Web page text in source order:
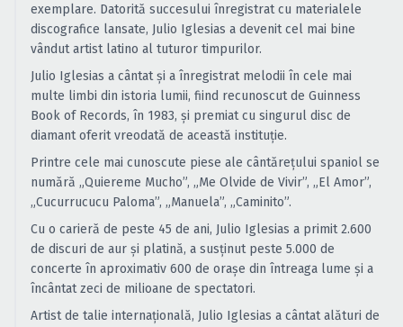
GALERII FOTO
BILETE
Autentificare
Caută în site...
exemplare. Datorită succesului înregistrat cu materialele
discografice lansate, Julio Iglesias a devenit cel mai bine
vândut artist latino al tuturor timpurilor.
Julio Iglesias a cântat şi a înregistrat melodii în cele mai
multe limbi din istoria lumii, fiind recunoscut de Guinness
Book of Records, în 1983, şi premiat cu singurul disc de
diamant oferit vreodată de această instituţie.
Printre cele mai cunoscute piese ale cântăreţului spaniol se
numără „Quiereme Mucho”, „Me Olvide de Vivir”, „El Amor”,
„Cucurrucucu Paloma”, „Manuela”, „Caminito”.
Cu o carieră de peste 45 de ani, Julio Iglesias a primit 2.600
de discuri de aur şi platină, a susţinut peste 5.000 de
concerte în aproximativ 600 de oraşe din întreaga lume şi a
încântat zeci de milioane de spectatori.
Artist de talie internaţională, Julio Iglesias a cântat alături de